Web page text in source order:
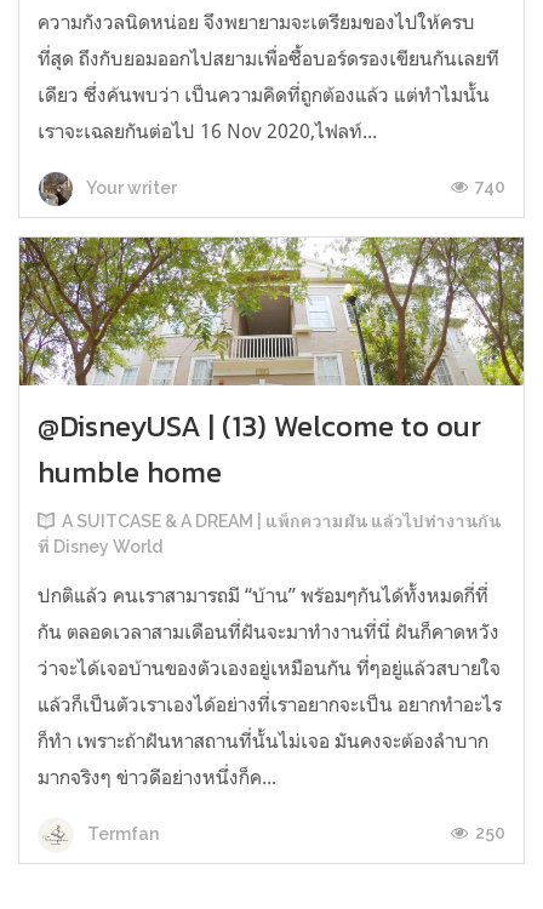
ความกังวลนิดหน่อย จึงพยายามจะเตรียมของไปให้ครบ
ที่สุด ถึงกับยอมออกไปสยามเพื่อซื้อบอร์ดรองเขียนกันเลยที
เดียว ซึ่งค้นพบว่า เป็นความคิดที่ถูกต้องแล้ว แต่ทำไมนั้น
เราจะเฉลยกันต่อไป 16 Nov 2020,ไฟลท์...
Your writer 740
@DisneyUSA | (13) Welcome to our
humble home
A SUITCASE & A DREAM | แพ็กความฝัน แล้วไปทำงานกัน
ที่ Disney World
ปกติแล้ว คนเราสามารถมี “บ้าน” พร้อมๆกันได้ทั้งหมดกี่ที่
กัน ตลอดเวลาสามเดือนที่ฝันจะมาทำงานที่นี่ ฝันก็คาดหวัง
ว่าจะได้เจอบ้านของตัวเองอยู่เหมือนกัน ที่ๆอยู่แล้วสบายใจ
แล้วก็เป็นตัวเราเองได้อย่างที่เราอยากจะเป็น อยากทำอะไร
ก็ทำ เพราะถ้าฝันหาสถานที่นั้นไม่เจอ มันคงจะต้องลำบาก
มากจริงๆ ข่าวดีอย่างหนึ่งก็ค...
Termfan 250